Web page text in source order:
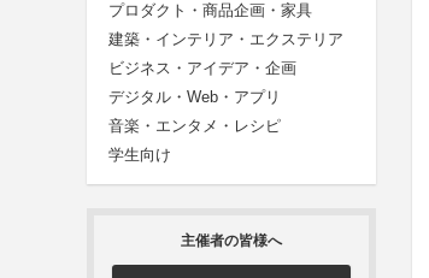
プロダクト・商品企画・家具
建築・インテリア・エクステリア
ビジネス・アイデア・企画
デジタル・Web・アプリ
音楽・エンタメ・レシピ
学生向け
主催者の皆様へ